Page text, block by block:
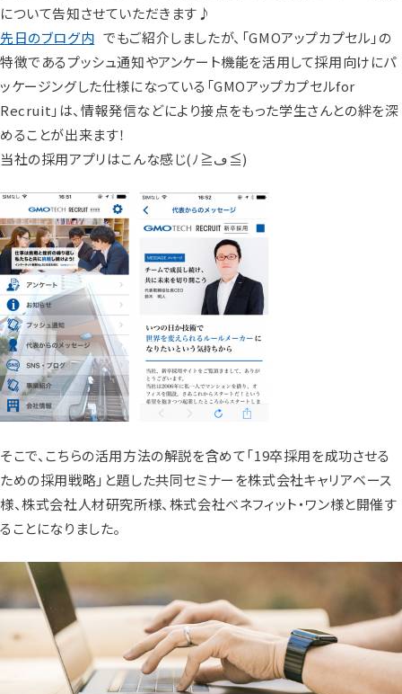
について告知させていただきます♪
先日のブログ内 でもご紹介しましたが、「GMOアップカプセル」の
特徴であるプッシュ通知やアンケート機能を活用して採用向けにパ
ッケージングした仕様になっている「GMOアップカプセルfor
Recruit」は、情報発信などにより接点をもった学生さんとの絆を深
めることが出来ます！
当社の採用アプリはこんな感じ(ﾉ≧ڡ≦)
そこで、こちらの活用方法の解説を含めて「19卒採用を成功させる
ための採用戦略」と題した共同セミナーを株式会社キャリアベース
様、株式会社人材研究所様、株式会社ベネフィット・ワン様と開催す
ることになりました。